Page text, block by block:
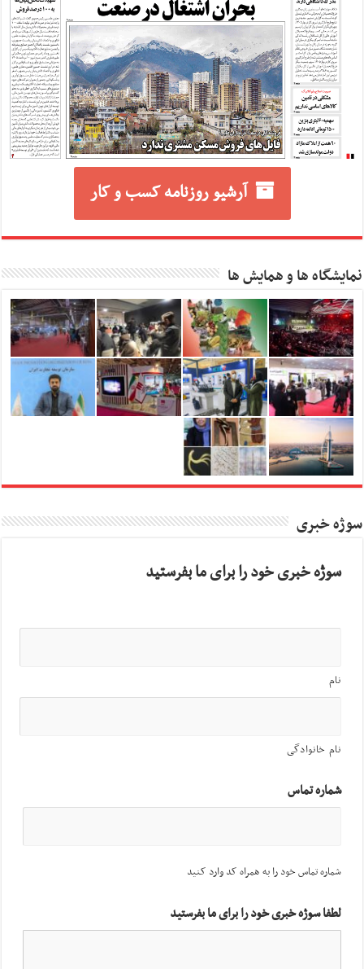
آرشیو روزنامه کسب و کار
نمایشگاه ها و همایش ها
سوژه خبری
سوژه خبری خود را برای ما بفرستید
نام
نام خانوادگی
شماره تماس
شماره تماس خود را به همراه کد وارد کنید
لطفا سوژه خبری خود را برای ما بفرستید